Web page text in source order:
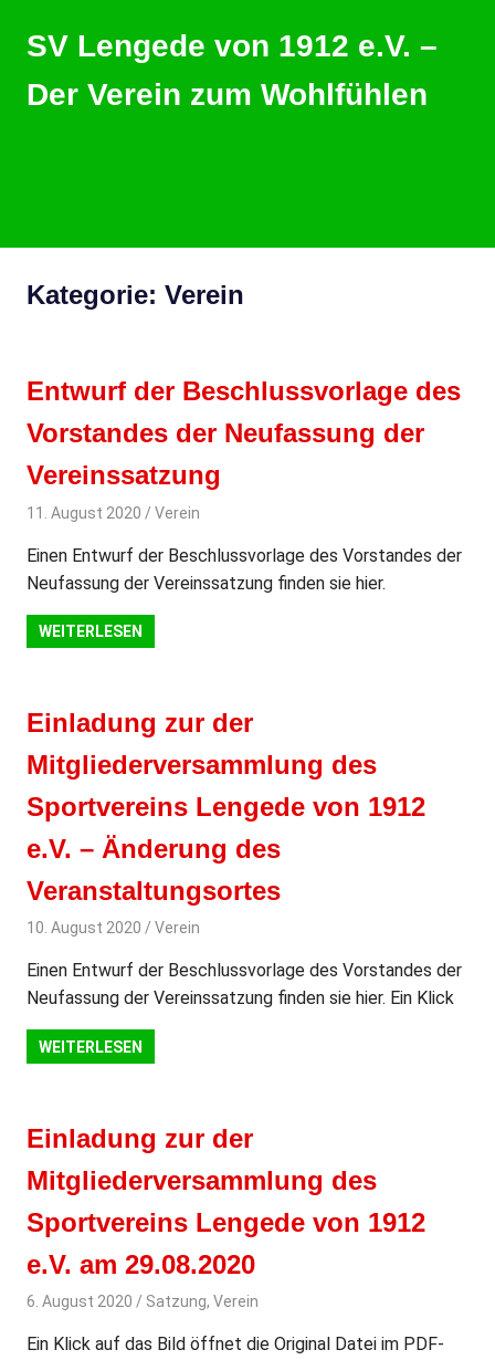
InhaltSV Lengede von 1912 e.V. –
Der Verein zum Wohlfühlen
Kategorie: Verein
Entwurf der Beschlussvorlage des
Vorstandes der Neufassung der
Vereinssatzung
11. August 2020 svladmin
Verein
Einen Entwurf der Beschlussvorlage des Vorstandes der
Neufassung der Vereinssatzung finden sie hier.
WEITERLESEN
Einladung zur der
Mitgliederversammlung des
Sportvereins Lengede von 1912
e.V. – Änderung des
Veranstaltungsortes
10. August 2020 svladmin
Verein
Einen Entwurf der Beschlussvorlage des Vorstandes der
Neufassung der Vereinssatzung finden sie hier. Ein Klick
WEITERLESEN
Einladung zur der
Mitgliederversammlung des
Sportvereins Lengede von 1912
e.V. am 29.08.2020
6. August 2020 svladmin
Satzung, Verein
Ein Klick auf das Bild öffnet die Original Datei im PDF-